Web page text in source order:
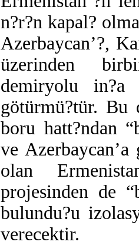
n?r?n kapal?
Azerbaycan’?,
üzerinden
demiryolu in?a
götürmü?tür. Bu
boru hatt?ndan
ve
olan
projesinden de
bulundu?u
verecektir.